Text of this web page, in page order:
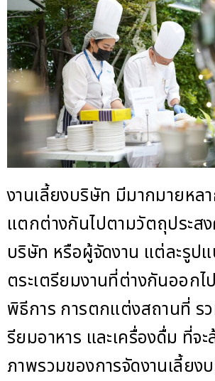
งานเลี้ยงบริษัท มีมากมายหลา
แตกต่างกันไปตามวัตถุประสง
บริษัท หรือผู้จัดงาน แต่ละรูป
ตระเตรียมงานที่ต่างกันออกไ
พิธีการ การตกแต่งสถานที่ รว
รียมอาหาร และเครื่องดื่ม ที่จ
ภาพรวมของการจัดงานเลี้ยง